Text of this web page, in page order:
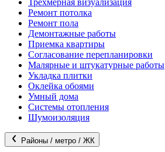
Трехмерная визуализация
Ремонт потолка
Ремонт пола
Демонтажные работы
Приемка квартиры
Согласование перепланировки
Малярные и штукатурные работы
Укладка плитки
Оклейка обоями
Умный дома
Системы отопления
Шумоизоляция
Районы / метро / ЖК